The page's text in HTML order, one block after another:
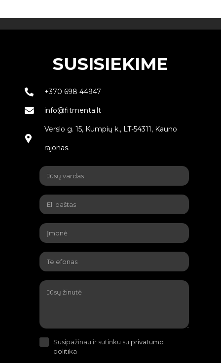
SUSISIEKIME
+370 698 44947
info@fitmenta.lt
Verslo g. 15, Kumpių k., LT-54311, Kauno
rajonas.
Susipažinau ir sutinku su privatumo
politika